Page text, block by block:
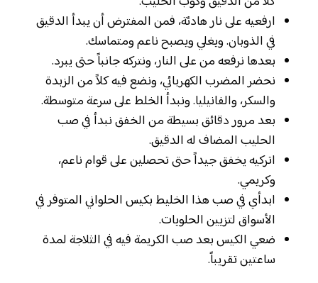
ارفعيه على نار هادئة، فمن المفترض أن يبدأ الدقيق
في الذوبان. ويغلي ويصبح ناعم ومتماسك.
بعدها نرفعه من على النار، ونتركه جانباً حتى يبرد.
نحضر المضرب الكهربائي، ونضع فيه كلاً من الزبدة
والسكر، والفانيليا. ونبدأ الخلط على سرعة متوسطة.
بعد مرور دقائق بسيطة من الخفق نبدأ في صب
الحليب المضاف له الدقيق.
اتركيه يخفق جيداً حتى تحصلين على قوام ناعم،
وكريمي.
ابدأي في صب هذا الخليط بكيس الحلواني المتوفر في
الأسواق لتزيين الحلويات.
ضعي الكيس بعد صب الكريمة فيه في الثلاجة لمدة
ساعتين تقريباً.